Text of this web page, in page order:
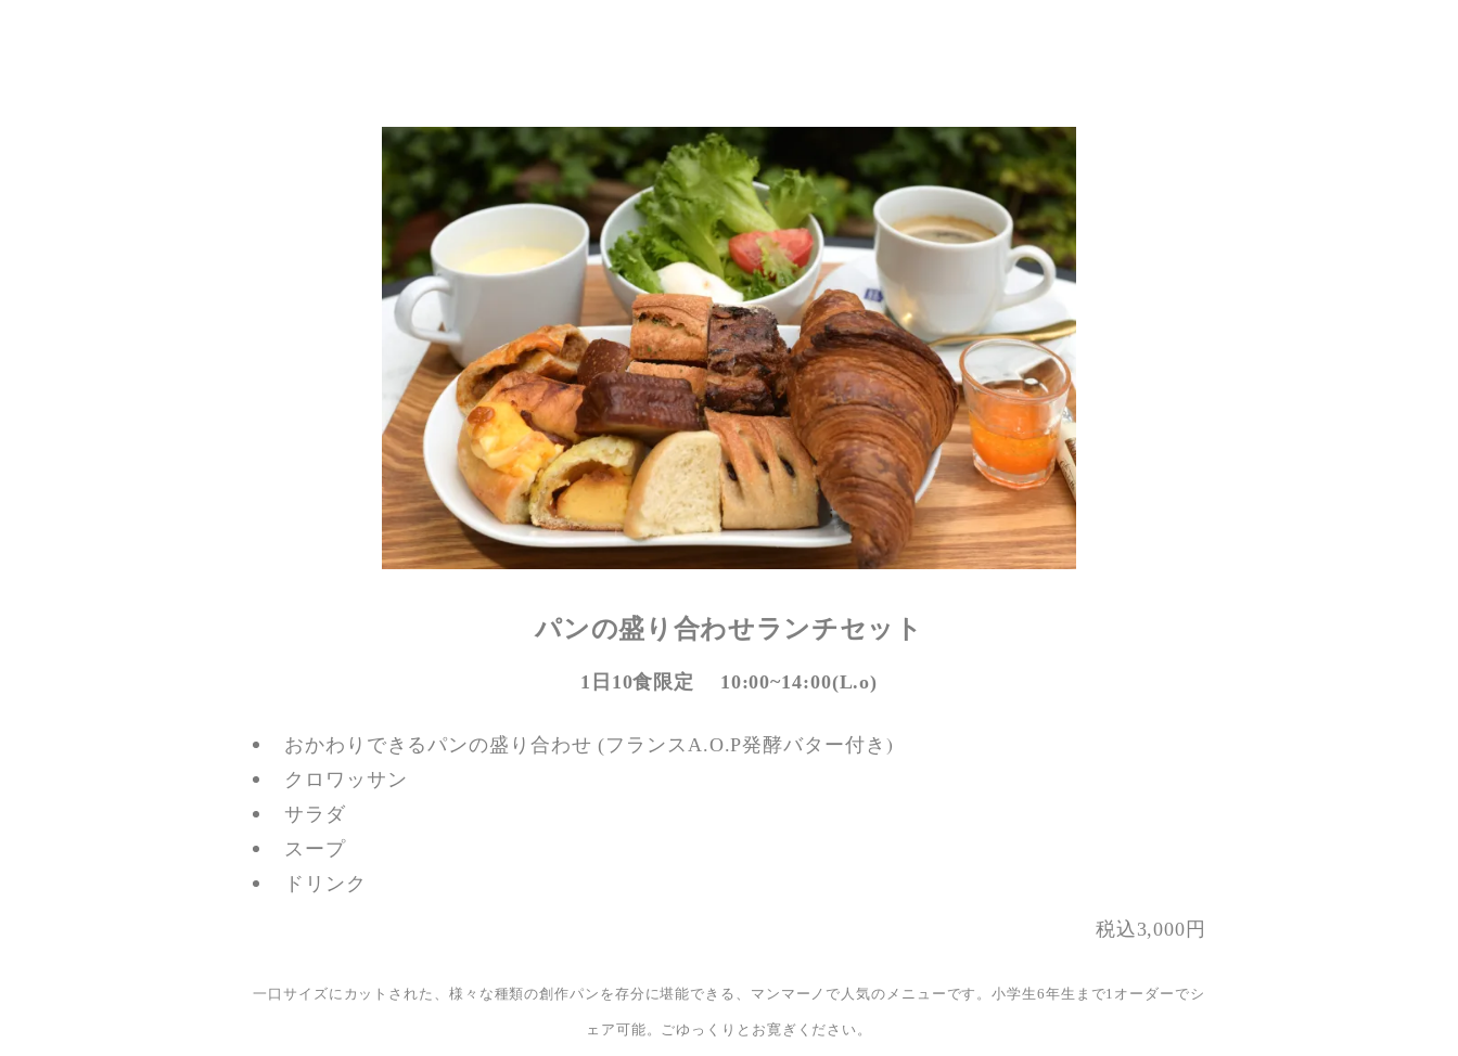
パンの盛り合わせランチセット
1日10食限定 10:00~14:00(L.o)
おかわりできるパンの盛り合わせ (フランスA.O.P発酵バター付き )
クロワッサン
サラダ
スープ
ドリンク
税込3,000円
一口サイズにカットされた、様々な種類の創作パンを存分に堪能できる、マンマーノで人気のメニューです。小学生6年生まで1オーダーでシ
ェア可能。ごゆっくりとお寛ぎください。